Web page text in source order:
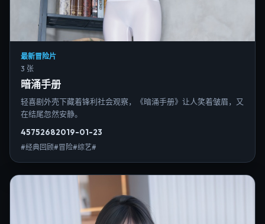
最新冒险片
3 张
暗涌手册
轻喜剧外壳下藏着锋利社会观察，《暗涌手册》让人笑着皱眉，又
在结尾忽然安静。
45752682019-01-23
#经典回顾#冒险#综艺#